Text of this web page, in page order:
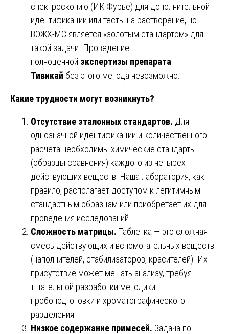
спектроскопию (ИК-Фурье) для дополнительной
идентификации или тесты на растворение, но
ВЭЖХ-МС является «золотым стандартом» для
такой задачи. Проведение
полноценной экспертизы препарата
Тивикай без этого метода невозможно.
Какие трудности могут возникнуть?
Отсутствие эталонных стандартов. Для
однозначной идентификации и количественного
расчета необходимы химические стандарты
(образцы сравнения) каждого из четырех
действующих веществ. Наша лаборатория, как
правило, располагает доступом к легитимным
стандартным образцам или приобретает их для
проведения исследований.
Сложность матрицы. Таблетка — это сложная
смесь действующих и вспомогательных веществ
(наполнителей, стабилизаторов, красителей). Их
присутствие может мешать анализу, требуя
тщательной разработки методики
пробоподготовки и хроматографического
разделения.
Низкое содержание примесей. Задача по